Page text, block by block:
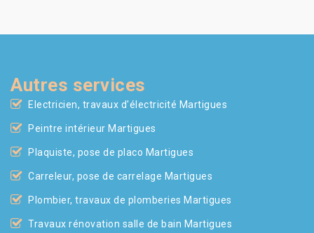
Autres services
Electricien, travaux d'électricité Martigues
Peintre intérieur Martigues
Plaquiste, pose de placo Martigues
Carreleur, pose de carrelage Martigues
Plombier, travaux de plomberies Martigues
Travaux rénovation salle de bain Martigues